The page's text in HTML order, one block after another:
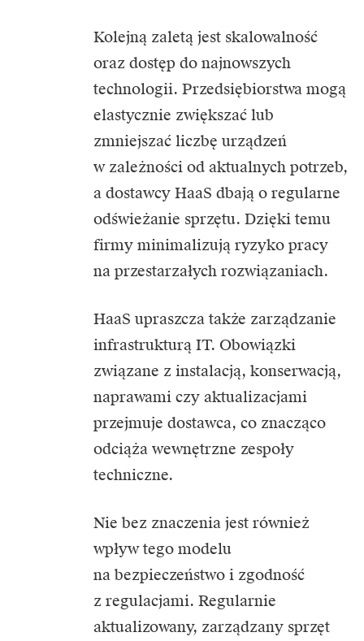
Kolejną zaletą jest skalowalność
oraz dostęp do najnowszych
technologii. Przedsiębiorstwa mogą
elastycznie zwiększać lub
zmniejszać liczbę urządzeń
w zależności od aktualnych potrzeb,
a dostawcy HaaS dbają o regularne
odświeżanie sprzętu. Dzięki temu
firmy minimalizują ryzyko pracy
na przestarzałych rozwiązaniach.
HaaS upraszcza także zarządzanie
infrastrukturą IT. Obowiązki
związane z instalacją, konserwacją,
naprawami czy aktualizacjami
przejmuje dostawca, co znacząco
odciąża wewnętrzne zespoły
techniczne.
Nie bez znaczenia jest również
wpływ tego modelu
na bezpieczeństwo i zgodność
z regulacjami. Regularnie
aktualizowany, zarządzany sprzęt